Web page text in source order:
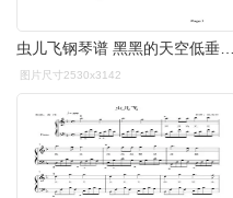
虫儿飞钢琴谱 黑黑的天空低垂,亮亮的繁星相随1
图片尺寸2530x3142